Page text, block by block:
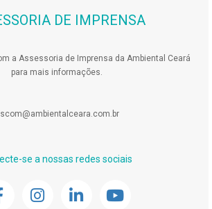
DE IMPRENSA
a Assessoria de Imprensa da Ambiental Ceará
para mais informações.
se a nossas redes sociais